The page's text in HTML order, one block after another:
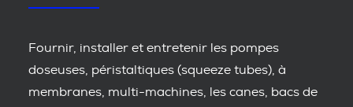
Fournir, installer et entretenir les pompes
doseuses, péristaltiques (squeeze tubes), à
membranes, multi-machines, les canes, bacs de